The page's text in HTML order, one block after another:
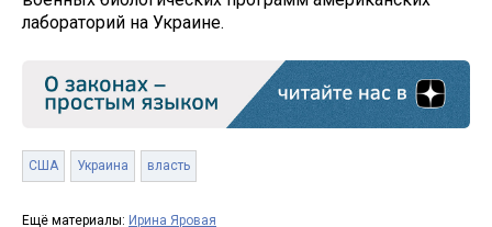
лабораторий на Украине.
США Украина власть
Ещё материалы: Ирина Яровая